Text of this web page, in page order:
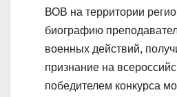
ВОВ на территории
биографию
военных действий,
признание на
победителем конкурса